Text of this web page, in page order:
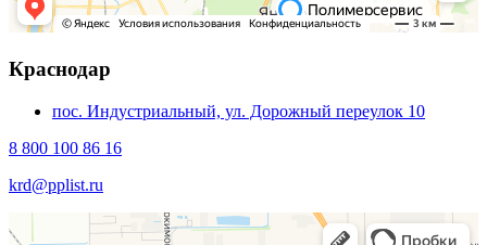
Краснодар
пос. Индустриальный, ул. Дорожный переулок 10
8 800 100 86 16
krd@pplist.ru